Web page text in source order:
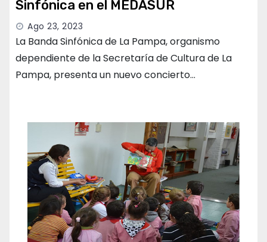
Sinfónica en el MEDASUR
Ago 23, 2023
La Banda Sinfónica de La Pampa, organismo
dependiente de la Secretaría de Cultura de La
Pampa, presenta un nuevo concierto…